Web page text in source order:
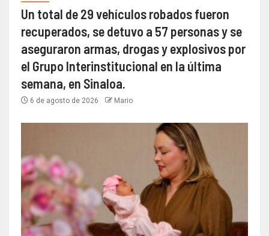
Un total de 29 vehículos robados fueron
recuperados, se detuvo a 57 personas y se
aseguraron armas, drogas y explosivos por
el Grupo Interinstitucional en la última
semana, en Sinaloa.
6 de agosto de 2026 Mario